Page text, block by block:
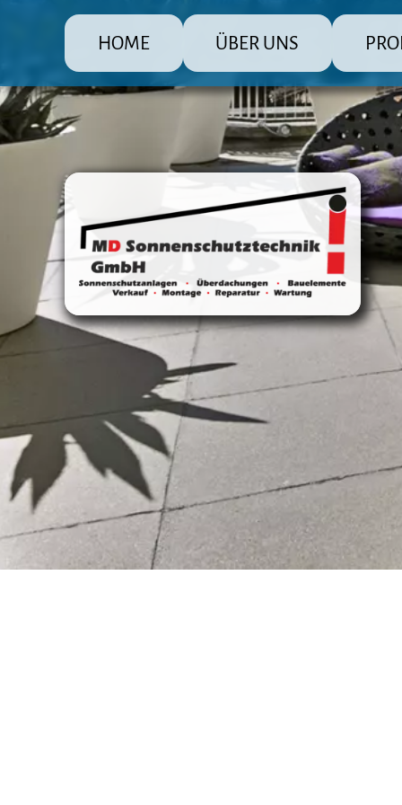
HOME ÜBER UNS
MD Sonnenschutz Rolladenbau
Die große